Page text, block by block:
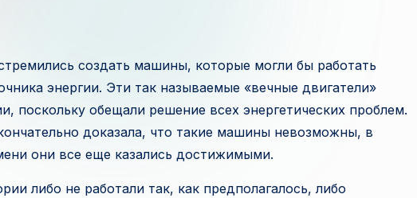
в
е
с
т
создать машины, которые могли бы работать
энергии. Эти так называемые «вечные двигатели»
поскольку обещали решение всех энергетических проблем.
доказала, что такие машины невозможны, в
они все еще казались достижимыми.
либо не работали так, как предполагалось, либо